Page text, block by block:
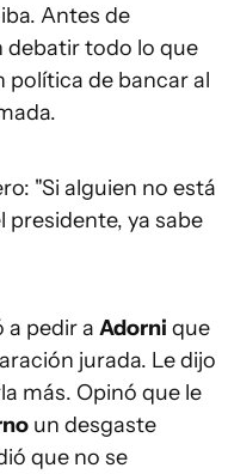
Antes de
debatir todo lo que
política de bancar al
"Si alguien no está
presidente, ya sabe
a pedir a Adorni que
jurada. Le dijo
más. Opinó que le
un desgaste
que no se